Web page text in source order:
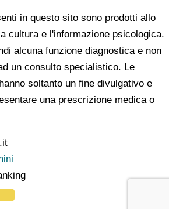
in questo sito sono prodotti allo
cultura e l'informazione psicologica.
alcuna funzione diagnostica e non
un consulto specialistico. Le
soltanto un fine divulgativo e
una prescrizione medica o